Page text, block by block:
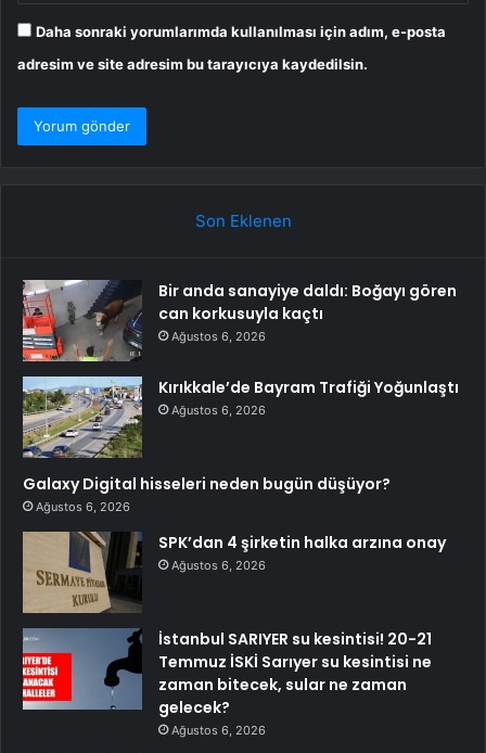
Daha sonraki yorumlarımda kullanılması için adım, e-posta
adresim ve site adresim bu tarayıcıya kaydedilsin.
Son Eklenen
Bir anda sanayiye daldı: Boğayı gören
can korkusuyla kaçtı
Ağustos 6, 2026
Kırıkkale’de Bayram Trafiği Yoğunlaştı
Ağustos 6, 2026
Galaxy Digital hisseleri neden bugün düşüyor?
Ağustos 6, 2026
SPK’dan 4 şirketin halka arzına onay
Ağustos 6, 2026
İstanbul SARIYER su kesintisi! 20-21
Temmuz İSKİ Sarıyer su kesintisi ne
zaman bitecek, sular ne zaman
gelecek?
Ağustos 6, 2026